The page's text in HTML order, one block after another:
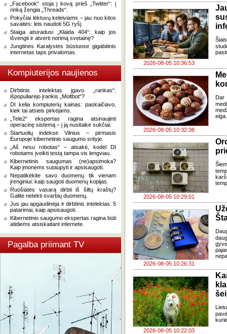
„Facebook“ stoja į kovą prieš „Twitter“: į
rinką žengia „Threads“.
Pokyčiai lėktuvų keleiviams – jau nuo kitos
savaitės: leis naudoti 5G ryšį.
Staiga atsiradusi „Klaida 404“: kaip jos
išvengti ir atverti norimą svetainę?
Jungtinės Karalystės būstuose gigabitinis
internetas taps privalomas.
Kompiuterijos naujienos
Dirbtinis intelektas įgavo „rankas“:
išpopuliarėjo įrankis „Moltbot“?
DI kelia kompiuterių kainas: paskaičiavo,
kiek tai atsieis pirkėjams.
„Tele2“ ekspertas ragina atsinaujinti
operacinę sistemą – į ją nusitaikė sukčiai.
Startuolių indekse Vilnius – pirmasis
Europoje kibernetinio saugumo srityje.
„Aš nesu robotas“ – atsakė, kodėl DI
robotams įveikti testą tampa vis lengviau.
Kibernetinis saugumas (ne)apsimoka?
Kaip įmonėms sutaupyti ir apsisaugoti.
Nepatikėkite savo duomenų tik vienam
įrenginiui: kaip saugoti duomenų kopijas.
Ruošiatės vasarą dirbti iš šiltų kraštų?
Galite netekti svarbių duomenų.
Jus jau apgaudinėja ir dirbtinis intelektas: 5
patarimai, kaip apsisaugoti.
Kibernetinio saugumo ekspertas ragina būti
atidiems atsiskaitant internete.
Pagalba priimant TV
2026-08-05 10:36:53
2026-08-05 10:32:38
Dar
2026-08-05 10:29:01
2026-08-05 10:26:31
2026-08-05 10:22:03